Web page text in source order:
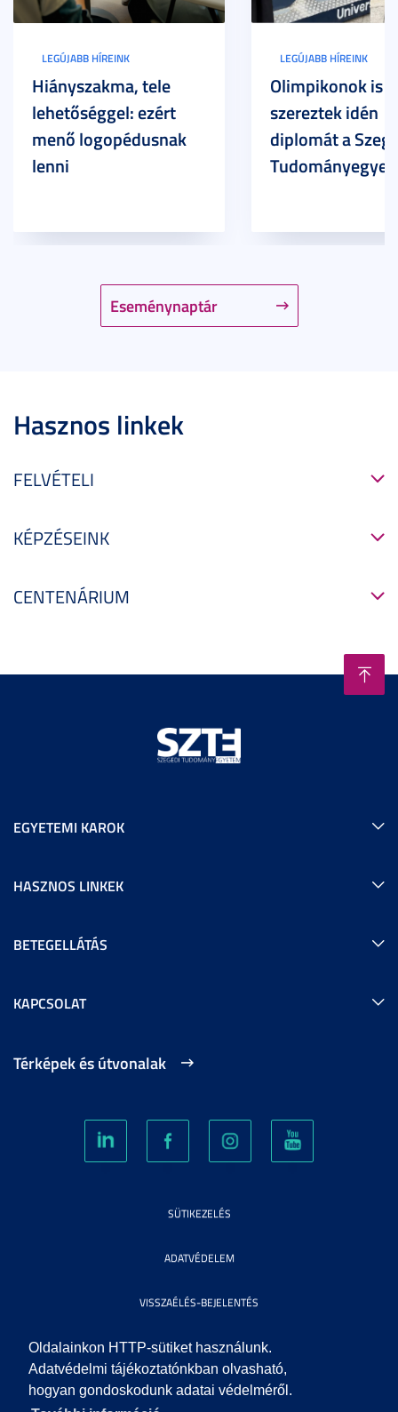
Oldalainkon HTTP-sütiket használunk.
Adatvédelmi tájékoztatónkban olvasható,
hogyan gondoskodunk adatai védelméről.
Eseménynaptár
LEGÚJABB HÍREINK
Hiányszakma, tele
lehetőséggel: ezért
menő logopédusnak
lenni
LEGÚJABB HÍREINK
Olimpikonok is
szereztek idén
diplomát a
Hasznos linkek
FELVÉTELI
KÉPZÉSEINK
CENTENÁRIUM
EGYETEMI KAROK
HASZNOS LINKEK
BETEGELLÁTÁS
KAPCSOLAT
Térképek és útvonalak
SÜTIKEZELÉS
ADATVÉDELEM
VISSZAÉLÉS-BEJELENTÉS
KÖZÉRDEKŰ ADATOK
IMPRESSZUM